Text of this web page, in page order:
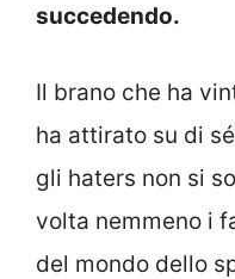
succedendo.
Il brano che ha
ha attirato su di
gli haters non si
volta nemmeno i
del mondo dello